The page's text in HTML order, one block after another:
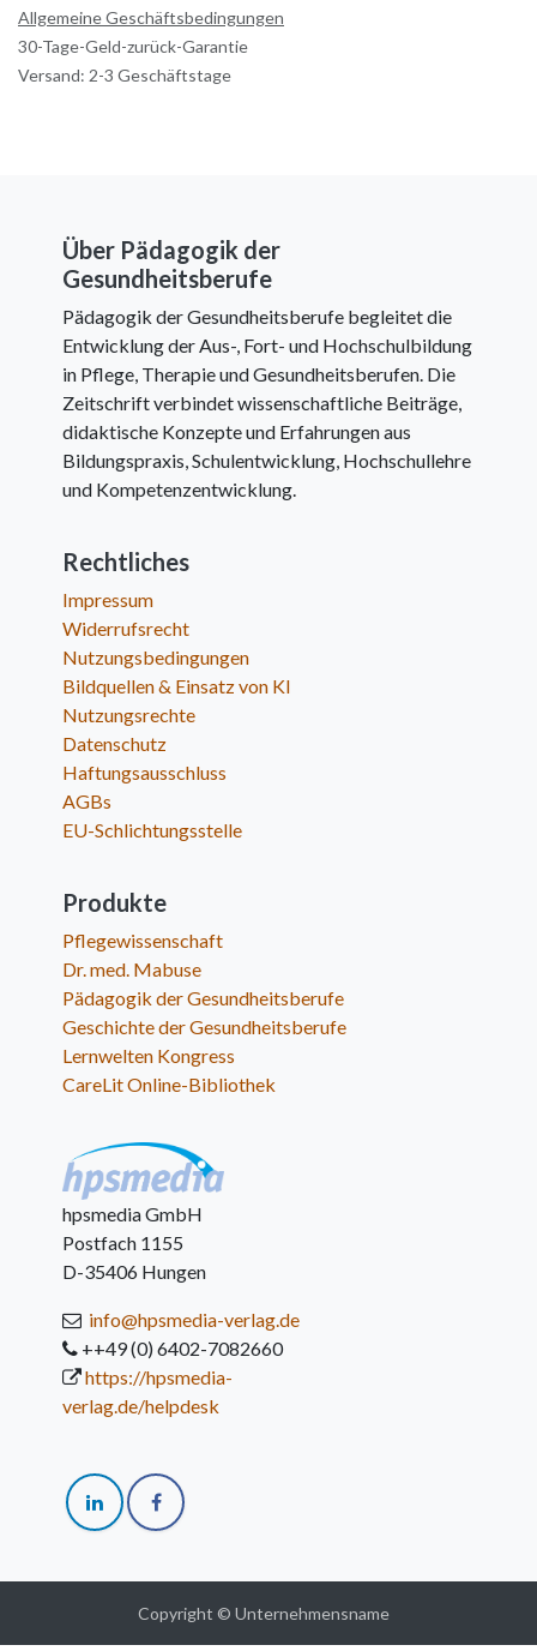
Allgemeine Geschäftsbedingungen
30-Tage-Geld-zurück-Garantie
Versand: 2-3 Geschäftstage
Über Pädagogik der
Gesundheitsberufe
Pädagogik der Gesundheitsberufe begleitet die
Entwicklung der Aus-, Fort- und Hochschulbildung
in Pflege, Therapie und Gesundheitsberufen. Die
Zeitschrift verbindet wissenschaftliche Beiträge,
didaktische Konzepte und Erfahrungen aus
Bildungspraxis, Schulentwicklung, Hochschullehre
und Kompetenzentwicklung.
Rechtliches
Impressum
Widerrufsrecht
Nutzungsbedingungen
Bildquellen & Einsatz von KI
Nutzungsrechte
Datenschutz
Haftungsausschluss
AGBs
EU-Schlichtungsstelle
Produkte
Pflegewissenschaft
Dr. med. Mabuse
Pädagogik der Gesundheitsberufe
Geschichte der Gesundheitsberufe
Lernwelten Kongress
CareLit Online-Bibliothek
hpsmedia GmbH
Postfach 1155
D-35406 Hungen
info@hpsmedia-verlag.de
++49 (0) 6402-7082660
https://hpsmedia-
verlag.de/helpdesk
Copyright © Unternehmensname